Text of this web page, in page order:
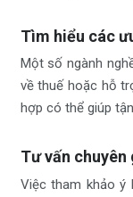
Tìm hiểu các
Một số ngành
về thuế hoặc hỗ
hợp có thể giúp
Tư vấn chuyên
Việc tham khảo ý